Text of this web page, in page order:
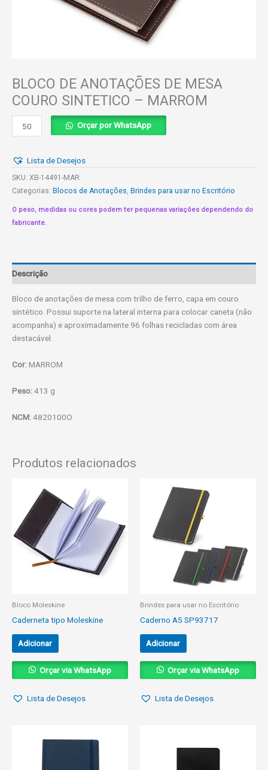
BLOCO DE ANOTAÇÕES DE MESA
COURO SINTETICO – MARROM
BLOCO
DE
DE
MESA
COURO
-
MARROM
Orçar por WhatsApp
Lista de Desejos
SKU: XB-14491-MAR
Categorias: Blocos de Anotações, Brindes para usar no Escritório
O peso, medidas ou cores podem ter pequenas variações dependendo do
fabricante.
Descrição
Bloco de anotações de mesa com trilho de ferro, capa em couro
sintético. Possui suporte na lateral interna para colocar caneta (não
acompanha) e aproximadamente 96 folhas recicladas com área
destacável.
Cor:MARROM
Peso:413 g
NCM:4820100O
Produtos relacionados
Bloco Moleskine
Caderneta tipo Moleskine
Adicionar
Orçar via WhatsApp
Lista de Desejos
Brindes para usar no Escritório
Caderno A5 SP93717
Adicionar
Orçar via WhatsApp
Lista de Desejos